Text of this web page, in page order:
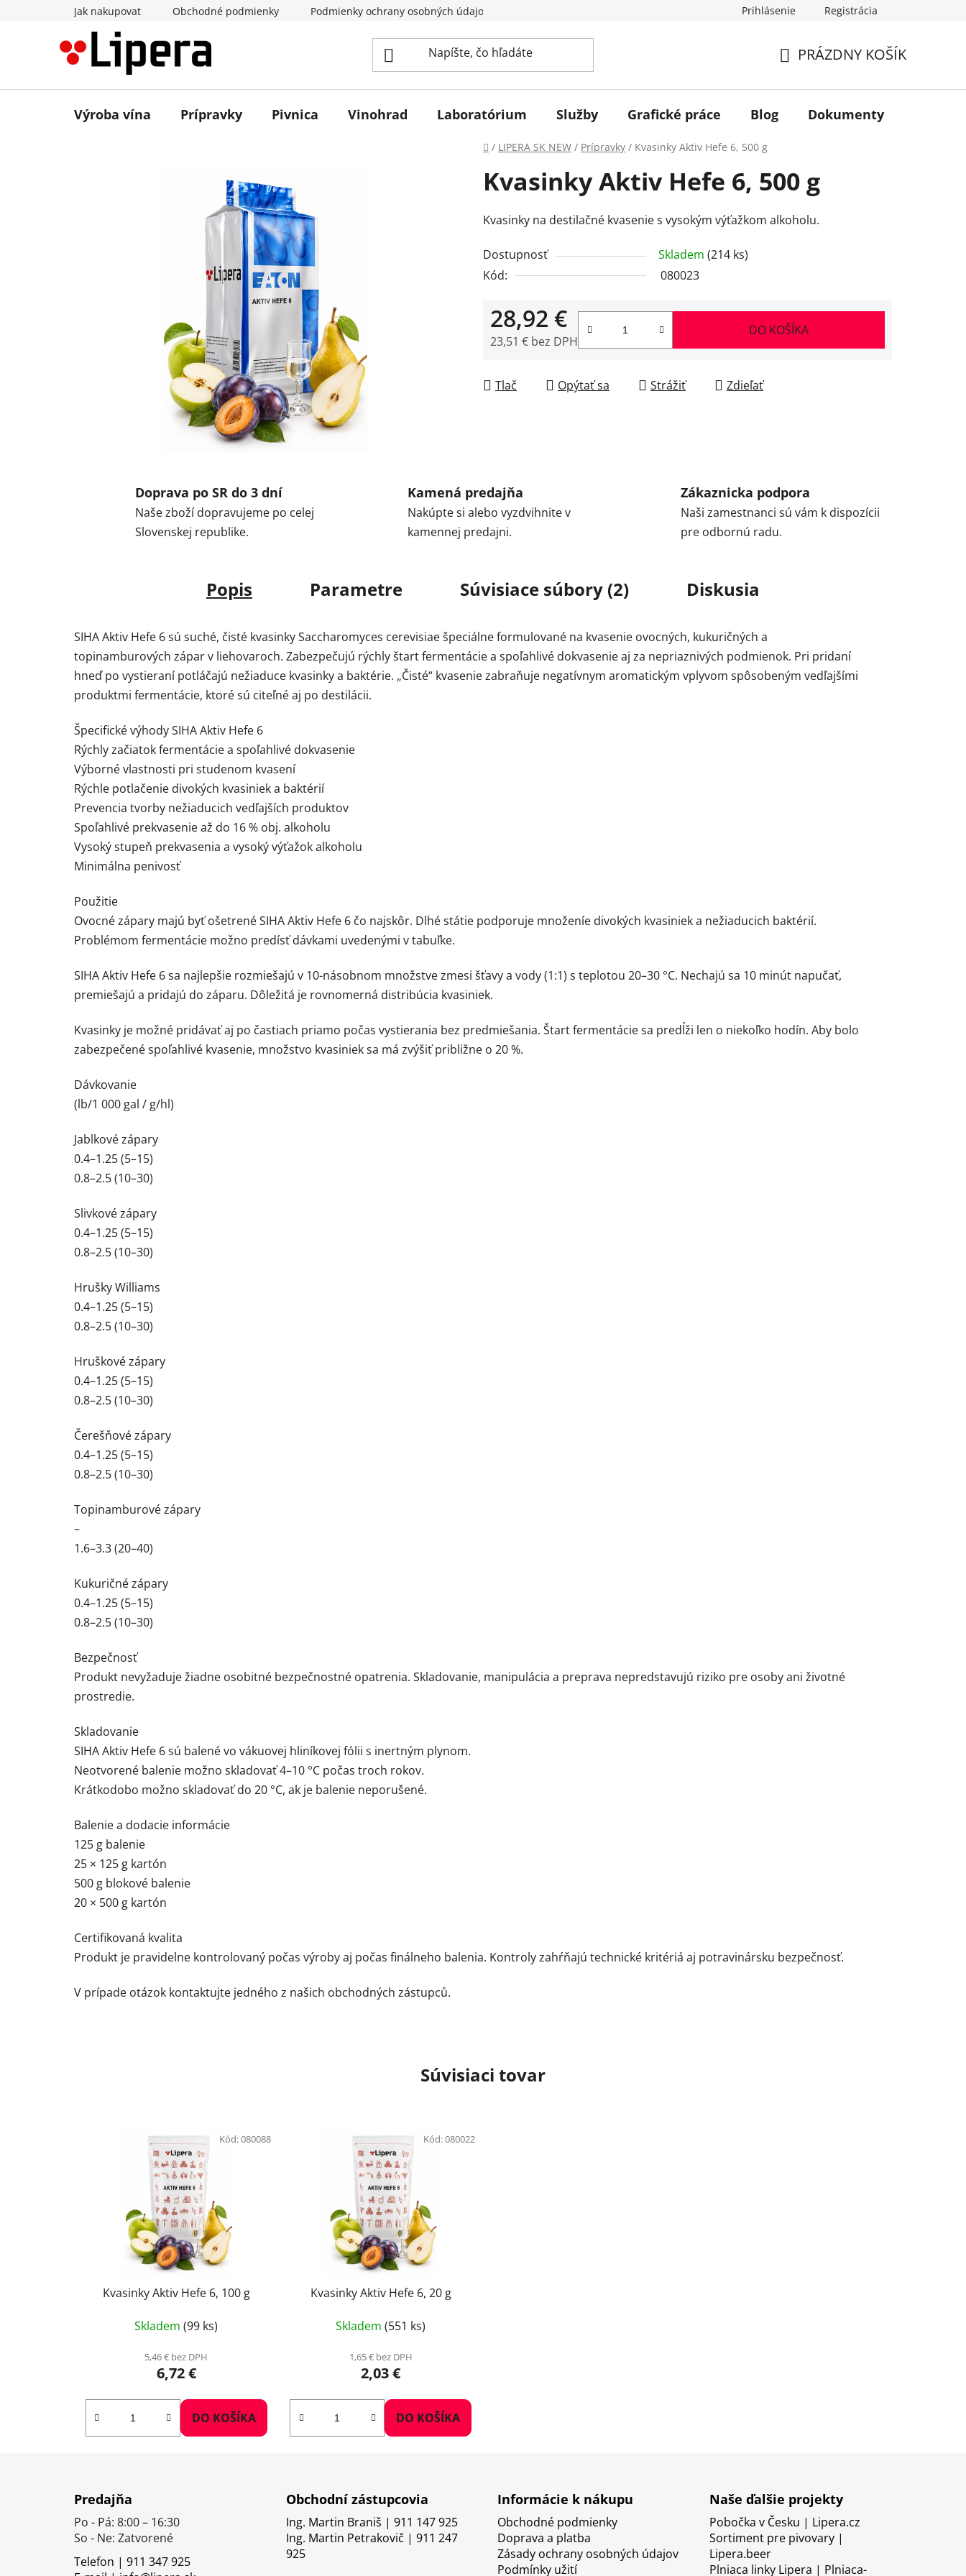
Jak nakupovat Obchodné podmienky Podmienky ochrany osobných údajov Prihlásenie Registrácia
KOŠÍK
PRÁZDNY KOŠÍK
Výroba vína Prípravky Pivnica Vinohrad Laboratórium Služby Grafické práce Blog Dokumenty
Domov
/ LIPERA SK NEW / Prípravky / Kvasinky Aktiv Hefe 6, 500 g
Kvasinky Aktiv Hefe 6, 500 g
Kvasinky na destilačné kvasenie s vysokým výťažkom alkoholu.
Dostupnosť Skladem (214 ks)
Kód:
080023
28,92 €
23,51 € bez DPH
DO KOŠÍKA
Tlač Opýtať sa Strážiť Zdieľať
Doprava po SR do 3 dní
Naše zboží dopravujeme po celej
Slovenskej republike.
Kamená predajňa
Nakúpte si alebo vyzdvihnite v
kamennej predajni.
Zákaznicka podpora
Naši zamestnanci sú vám k dispozícii
pre odbornú radu.
Popis Parametre Súvisiace súbory (2) Diskusia
SIHA Aktiv Hefe 6 sú suché, čisté kvasinky Saccharomyces cerevisiae špeciálne formulované na kvasenie ovocných, kukuričných a
topinamburových zápar v liehovaroch. Zabezpečujú rýchly štart fermentácie a spoľahlivé dokvasenie aj za nepriaznivých podmienok. Pri pridaní
hneď po vystieraní potláčajú nežiaduce kvasinky a baktérie. „Čisté“ kvasenie zabraňuje negatívnym aromatickým vplyvom spôsobeným vedľajšími
produktmi fermentácie, ktoré sú citeľné aj po destilácii.
Špecifické výhody SIHA Aktiv Hefe 6
Rýchly začiatok fermentácie a spoľahlivé dokvasenie
Výborné vlastnosti pri studenom kvasení
Rýchle potlačenie divokých kvasiniek a baktérií
Prevencia tvorby nežiaducich vedľajších produktov
Spoľahlivé prekvasenie až do 16 % obj. alkoholu
Vysoký stupeň prekvasenia a vysoký výťažok alkoholu
Minimálna penivosť
Použitie
Ovocné zápary majú byť ošetrené SIHA Aktiv Hefe 6 čo najskôr. Dlhé státie podporuje množeníe divokých kvasiniek a nežiaducich baktérií.
Problémom fermentácie možno predísť dávkami uvedenými v tabuľke.
SIHA Aktiv Hefe 6 sa najlepšie rozmiešajú v 10-násobnom množstve zmesi šťavy a vody (1:1) s teplotou 20–30 °C. Nechajú sa 10 minút napučať,
premiešajú a pridajú do záparu. Dôležitá je rovnomerná distribúcia kvasiniek.
Kvasinky je možné pridávať aj po častiach priamo počas vystierania bez predmiešania. Štart fermentácie sa predĺži len o niekoľko hodín. Aby bolo
zabezpečené spoľahlivé kvasenie, množstvo kvasiniek sa má zvýšiť približne o 20 %.
Dávkovanie
(lb/1 000 gal / g/hl)
Jablkové zápary
0.4–1.25 (5–15)
0.8–2.5 (10–30)
Slivkové zápary
0.4–1.25 (5–15)
0.8–2.5 (10–30)
Hrušky Williams
0.4–1.25 (5–15)
0.8–2.5 (10–30)
Hruškové zápary
0.4–1.25 (5–15)
0.8–2.5 (10–30)
Čerešňové zápary
0.4–1.25 (5–15)
0.8–2.5 (10–30)
Topinamburové zápary
–
1.6–3.3 (20–40)
Kukuričné zápary
0.4–1.25 (5–15)
0.8–2.5 (10–30)
Bezpečnosť
Produkt nevyžaduje žiadne osobitné bezpečnostné opatrenia. Skladovanie, manipulácia a preprava nepredstavujú riziko pre osoby ani životné
prostredie.
Skladovanie
SIHA Aktiv Hefe 6 sú balené vo vákuovej hliníkovej fólii s inertným plynom.
Neotvorené balenie možno skladovať 4–10 °C počas troch rokov.
Krátkodobo možno skladovať do 20 °C, ak je balenie neporušené.
Balenie a dodacie informácie
125 g balenie
25 × 125 g kartón
500 g blokové balenie
20 × 500 g kartón
Certifikovaná kvalita
Produkt je pravidelne kontrolovaný počas výroby aj počas finálneho balenia. Kontroly zahŕňajú technické kritériá aj potravinársku bezpečnosť.
V prípade otázok kontaktujte jedného z našich obchodných zástupců.
Súvisiaci tovar
Kvasinky Aktiv Hefe 6, 100 g
Skladem(99 ks)
5,46 € bez DPH
6,72 €
DO KOŠÍKA
Kód:080088
Kvasinky Aktiv Hefe 6, 20 g
Skladem(551 ks)
1,65 € bez DPH
2,03 €
DO KOŠÍKA
Kód:080022
Predajňa
Po - Pá: 8:00 – 16:30
So - Ne: Zatvorené
Telefon | 911 347 925
Obchodní zástupcovia
Ing. Martin Braniš | 911 147 925
Ing. Martin Petrakovič | 911 247
925
Informácie k nákupu
Obchodné podmienky
Doprava a platba
Zásady ochrany osobných údajov
Podmínky užití
Naše ďalšie projekty
Pobočka v Česku | Lipera.cz
Sortiment pre pivovary |
Lipera.beer
Plniaca linky Lipera | Plniaca-